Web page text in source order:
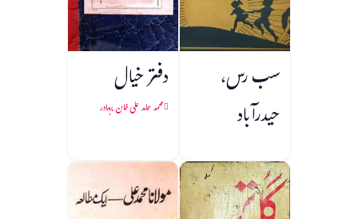
سب رس،
حیدرآباد
دفتر خیال
محمد حامد علی خان بہادر